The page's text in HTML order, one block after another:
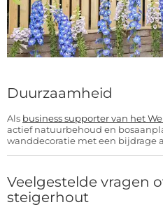
Duurzaamheid
Als business supporter van het
actief natuurbehoud en
wanddecoratie met een bijdrage
Veelgestelde vragen
steigerhout